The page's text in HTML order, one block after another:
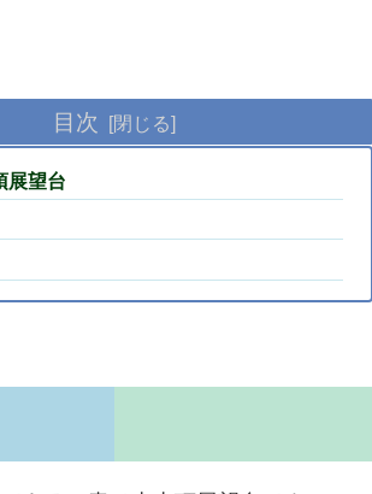
目次
展望台